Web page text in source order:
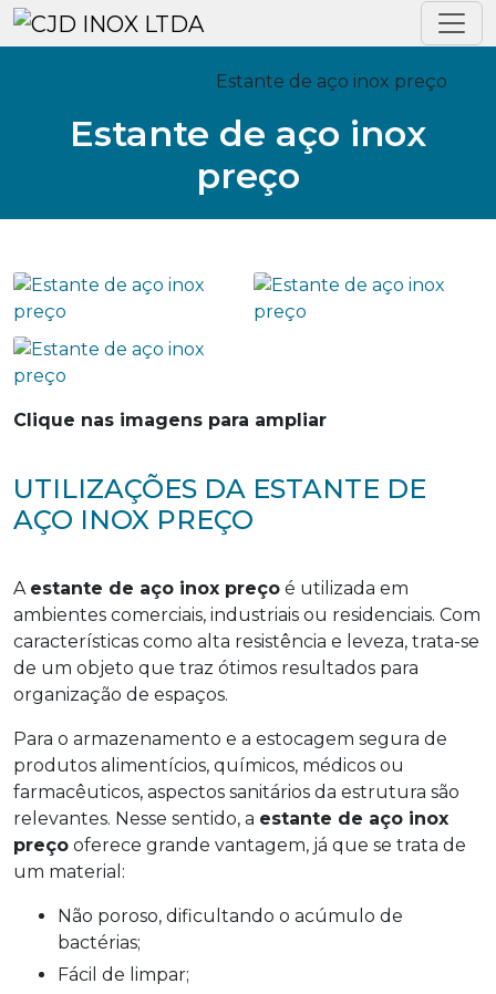
Estante de aço inox preço
Estante de aço inox
preço
Clique nas imagens para ampliar
UTILIZAÇÕES DA ESTANTE DE
AÇO INOX PREÇO
A estante de aço inox preço é utilizada em
ambientes comerciais, industriais ou residenciais. Com
características como alta resistência e leveza, trata-se
de um objeto que traz ótimos resultados para
organização de espaços.
Para o armazenamento e a estocagem segura de
produtos alimentícios, químicos, médicos ou
farmacêuticos, aspectos sanitários da estrutura são
relevantes. Nesse sentido, a estante de aço inox
preço oferece grande vantagem, já que se trata de
um material:
Não poroso, dificultando o acúmulo de
bactérias;
Fácil de limpar;